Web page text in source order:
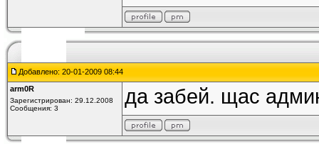
Добавлено: 20-01-2009 08:44
arm0R
Зарегистрирован: 29.12.2008
Сообщения: 3
да забей. щас